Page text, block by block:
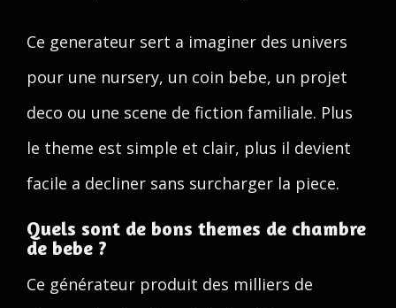
Ce generateur sert a imaginer des univers
pour une nursery, un coin bebe, un projet
deco ou une scene de fiction familiale. Plus
le theme est simple et clair, plus il devient
facile a decliner sans surcharger la piece.
Quels sont de bons themes de chambre
de bebe ?
Ce générateur produit des milliers de